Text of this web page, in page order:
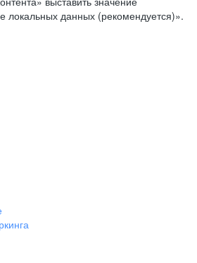
локальных данных (рекомендуется)».